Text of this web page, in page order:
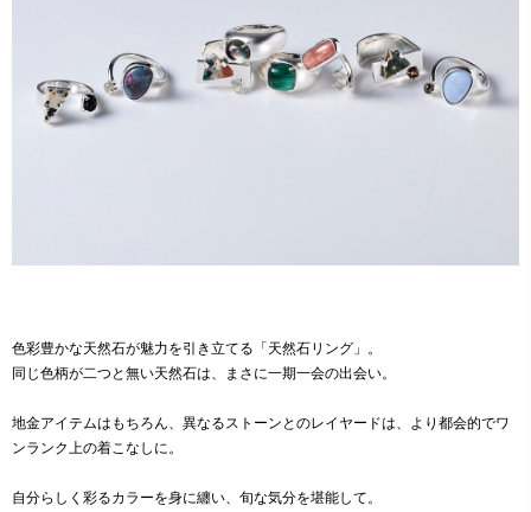
色彩豊かな天然石が魅力を引き立てる「天然石リング」。
同じ色柄が二つと無い天然石は、まさに一期一会の出会い。
地金アイテムはもちろん、異なるストーンとのレイヤードは、より都会的でワ
ンランク上の着こなしに。
自分らしく彩るカラーを身に纏い、旬な気分を堪能して。